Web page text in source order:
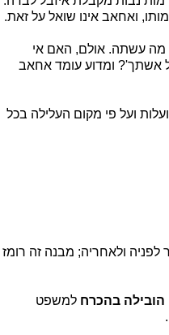
ואחאב אינו שואל על זאת.
מה עשתה. אולם, האם אי
אשתך'? ומדוע עומד אחאב
ועל פי מקום העלילה בכל
ולאחריה; מבנה זה רומז
הובילה בהכרח למשפט